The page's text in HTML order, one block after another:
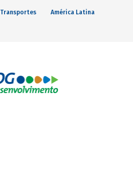
Transportes América Latina